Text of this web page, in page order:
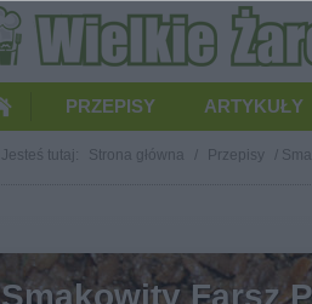
PRZEPISY ARTYKUŁY
Jesteś tutaj: Strona główna / Przepisy /
Smakowity Farsz